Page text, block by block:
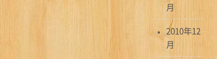
月
2010年12
月